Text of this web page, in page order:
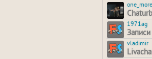
1971ag
vladimir